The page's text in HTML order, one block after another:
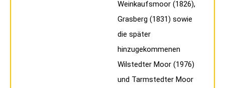
Weinkaufsmoor (1826),
Grasberg (1831) sowie
die später
hinzugekommenen
Wilstedter Moor (1976)
und Tarmstedter Moor